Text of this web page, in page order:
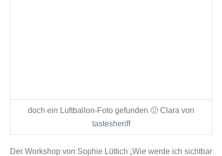
doch ein Luftballon-Foto gefunden 🙂 Clara von
tastesheriff
Der Workshop von Sophie Lüttich „Wie werde ich sichtbar